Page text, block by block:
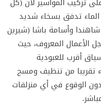
الماء تدفق بسخاء شديد
شاهندا وأسامة باشا (شيرين
الأعمال المعروف، حيث
أقرب للعبودية
تقريبا من تنظيف ومسح
الوقوع في أي منزلقات